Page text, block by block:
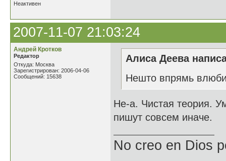
Неактивен
2007-11-07 21:03:24
Андрей Кротков
Редактор
Откуда: Москва
Зарегистрирован: 2006-04-06
Сообщений: 15638
Алиса Деева
Нешто впрямь
Не-а. Чистая теория.
пишут совсем иначе.
No creo en Dios